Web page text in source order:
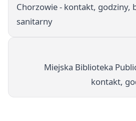
Chorzowie - kontakt, godziny,
sanitarny
Miejska Biblioteka
kontakt,